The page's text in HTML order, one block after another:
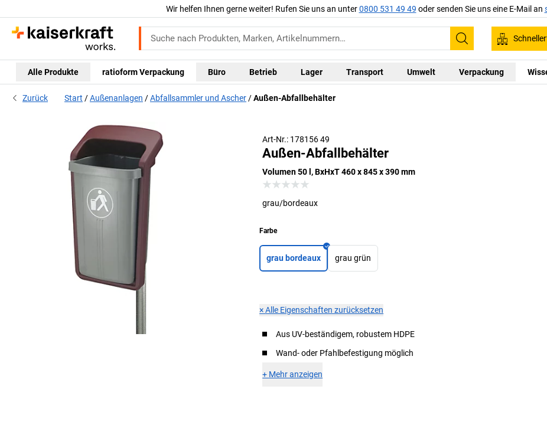
Wir helfen Ihnen gerne weiter! Rufen Sie uns an unter0800 531 49 49 oder senden Sie uns eine E-Mail an
Suchen
Alle Produkte ratioform Verpackung Büro Betrieb Lager Transport Umwelt Verpackung
Zurück Start Außenanlagen Abfallsammler und Ascher Außen-Abfallbehälter
Art-Nr.: 178156 49
Außen-Abfallbehälter
Volumen 50 l, BxHxT 460 x 845 x 390 mm
grau/bordeaux
Farbe
grau bordeaux grau grün
×Alle Eigenschaften zurücksetzen
Aus UV-beständigem, robustem HDPE
Wand- oder Pfahlbefestigung möglich
+ Mehr anzeigen